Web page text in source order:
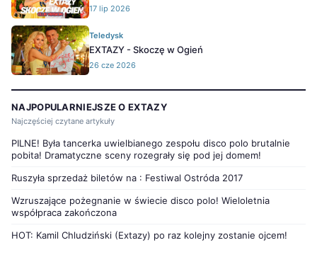
17 lip 2026
Teledysk
EXTAZY - Skoczę w Ogień
26 cze 2026
NAJPOPULARNIEJSZE O EXTAZY
Najczęściej czytane artykuły
PILNE! Była tancerka uwielbianego zespołu disco polo brutalnie
pobita! Dramatyczne sceny rozegrały się pod jej domem!
Ruszyła sprzedaż biletów na : Festiwal Ostróda 2017
Wzruszające pożegnanie w świecie disco polo! Wieloletnia
współpraca zakończona
HOT: Kamil Chludziński (Extazy) po raz kolejny zostanie ojcem!